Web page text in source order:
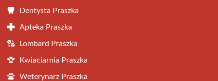
Dentysta Praszka
Apteka Praszka
Lombard Praszka
Kwiaciarnia Praszka
Weterynarz Praszka